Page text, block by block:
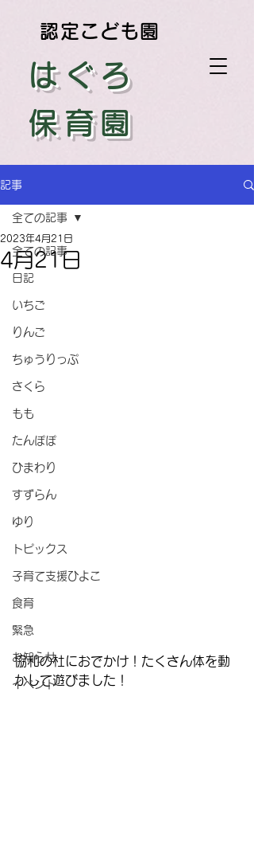
はぐろ
保育園
認定こども園
記事
全ての記事
日記
いちご
りんご
ちゅうりっぷ
さくら
もも
たんぽぽ
ひまわり
すずらん
ゆり
トピックス
子育て支援ひよこ
食育
緊急
お知らせ
イベント
全ての記事
4月21日
2023年4月21日
協和の杜におでかけ！たくさん体を動
かして遊びました！